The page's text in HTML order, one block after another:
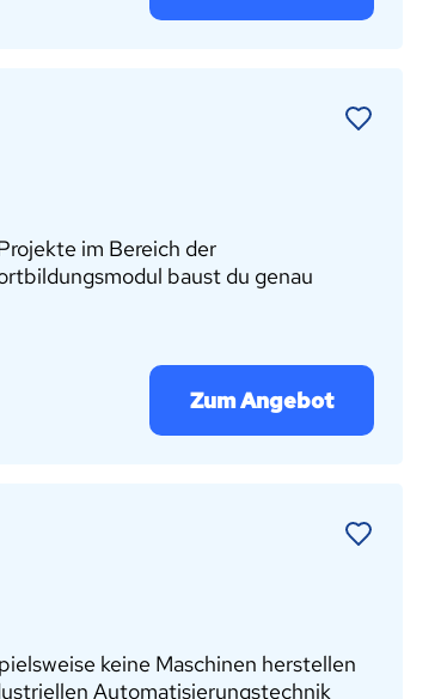
im Bereich der
baust du genau
Zum Angebot
keine Maschinen herstellen
Automatisierungstechnik